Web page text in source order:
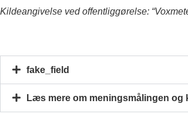
Kildeangivelse ved offentliggørelse:
fake_field
Læs mere om meningsmålingen og